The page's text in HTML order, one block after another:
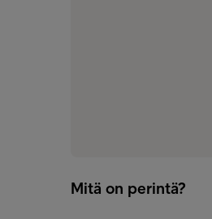
Mitä on perintä?